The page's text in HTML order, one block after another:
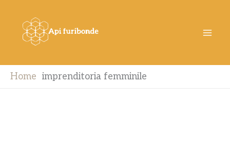
contenuto
Home imprenditoria femminile